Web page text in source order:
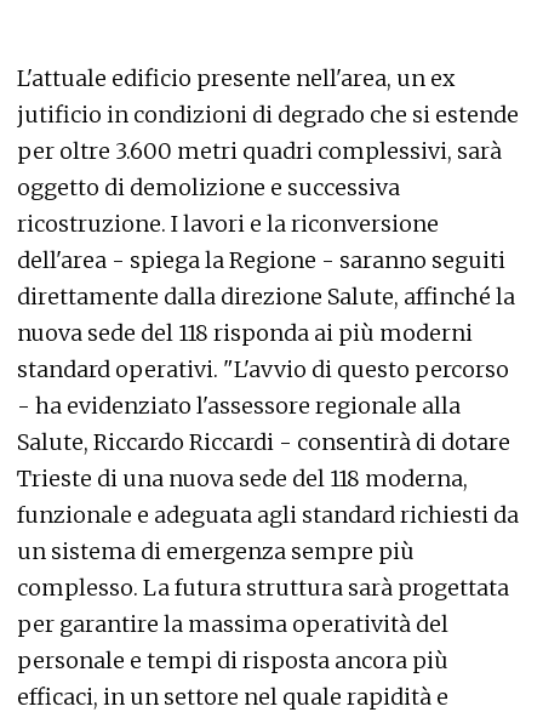
L'attuale edificio presente nell'area, un ex
jutificio in condizioni di degrado che si estende
per oltre 3.600 metri quadri complessivi, sarà
oggetto di demolizione e successiva
ricostruzione. I lavori e la riconversione
dell'area - spiega la Regione - saranno seguiti
direttamente dalla direzione Salute, affinché la
nuova sede del 118 risponda ai più moderni
standard operativi. "L'avvio di questo percorso
- ha evidenziato l'assessore regionale alla
Salute, Riccardo Riccardi - consentirà di dotare
Trieste di una nuova sede del 118 moderna,
funzionale e adeguata agli standard richiesti da
un sistema di emergenza sempre più
complesso. La futura struttura sarà progettata
per garantire la massima operatività del
personale e tempi di risposta ancora più
efficaci, in un settore nel quale rapidità e